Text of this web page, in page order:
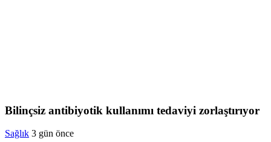
Bilinçsiz antibiyotik kullanımı tedaviyi zorlaştırıyor
Sağlık 3 gün önce